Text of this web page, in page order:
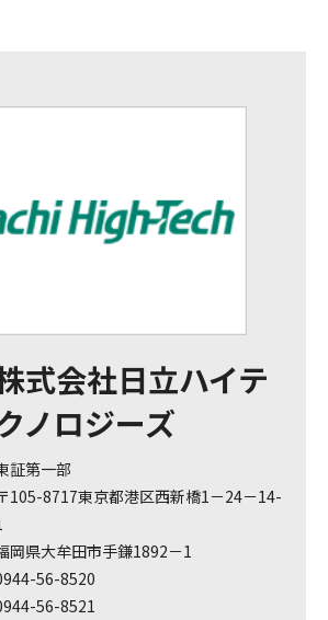
式会社日立ハイテ
ノロジーズ
証第一部
105-8717東京都港区西新橋1－24－14-
岡県大牟田市手鎌1892－1
56-8520
56-8521